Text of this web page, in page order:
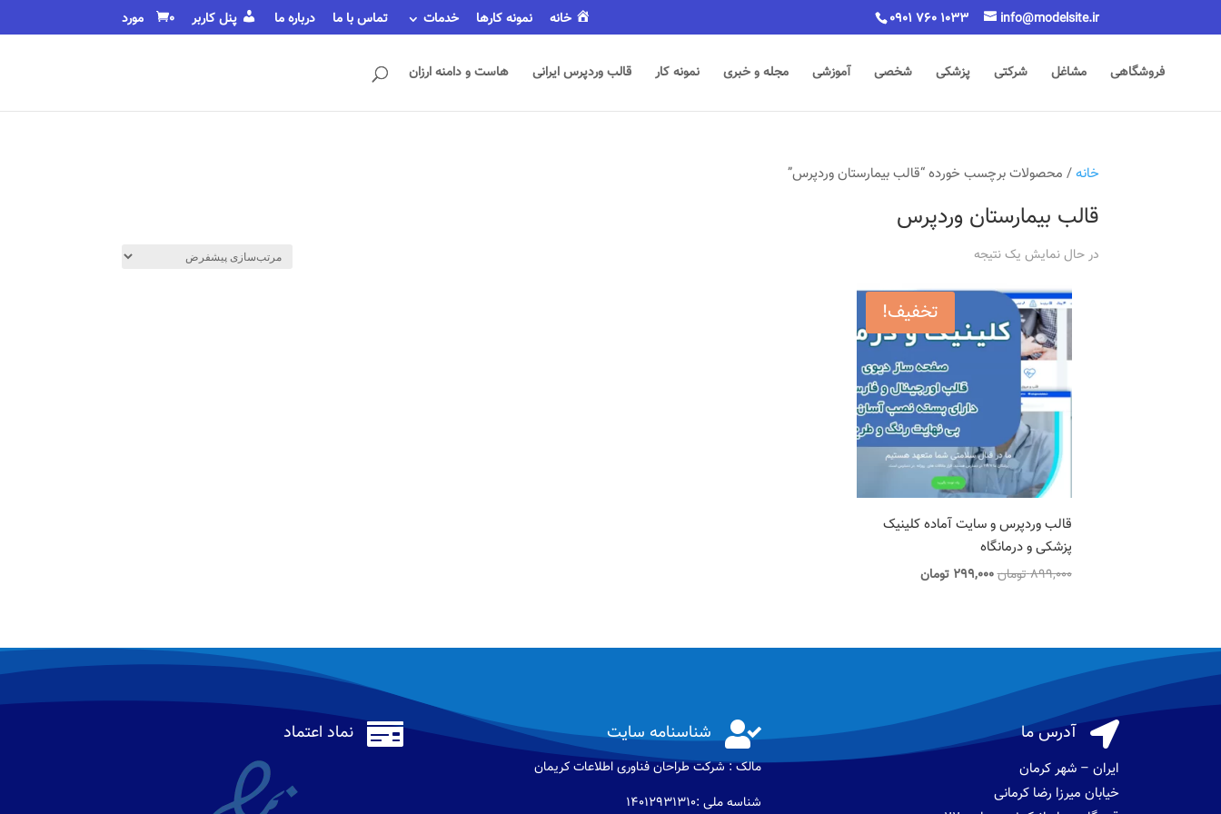
0901 760 1033 info@modelsite.ir خانه نمونه کارها خدمات تماس با ما درباره ما پنل کاربر 0 مورد
فروشگاهی مشاغل شرکتی پزشکی شخصی آموزشی مجله و خبری نمونه کار قالب وردپرس ایرانی هاست و دامنه ارزان
خانه/ محصولات برچسب خورده “قالب بیمارستان وردپرس”
قالب بیمارستان وردپرس
در حال نمایش یک نتیجه
تخفیف!
قالب وردپرس و سایت آماده کلینیک
پزشکی و درمانگاه
899,000تومانقیمت
299,000 تومانقیمت
 نماد اعتماد  شناسنامه سایت
مالک : شرکت طراحان فناوری اطلاعات كريمان
شناسه ملی :14012931310
 آدرس ما
ایران – شهر کرمان
خیابان میرزا رضا کرمانی